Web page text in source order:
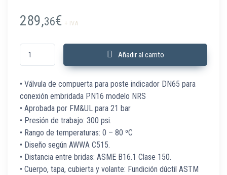
289,36€ + IVA
190717310 Válvula compuerta NRS-F 21 bar 2.5" DN65 B/B FM&UL
Añadir al carrito
• Válvula de compuerta para poste indicador DN65 para
conexión embridada PN16 modelo NRS
• Aprobada por FM&UL para 21 bar
• Presión de trabajo: 300 psi.
• Rango de temperaturas: 0 – 80 ºC
• Diseño según AWWA C515.
• Distancia entre bridas: ASME B16.1 Clase 150.
• Cuerpo, tapa, cubierta y volante: Fundición dúctil ASTM